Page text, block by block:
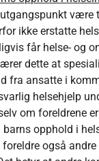
være
ikke erstatte
får helse- og
dette at
fra ansatte i
helsehjelp
om foreldrene
opphold i
også